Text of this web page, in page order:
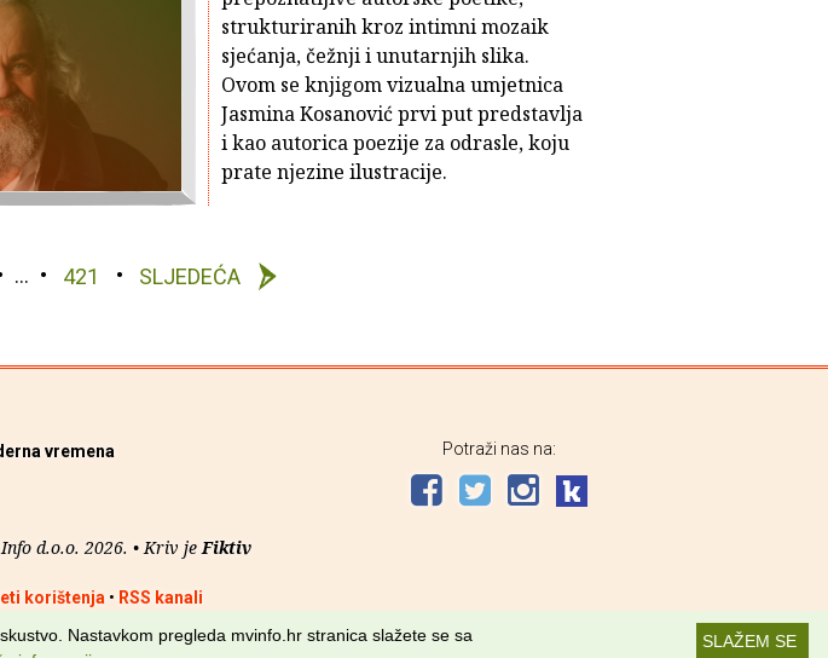
strukturiranih kroz intimni mozaik
sjećanja, čežnji i unutarnjih slika.
Ovom se knjigom vizualna umjetnica
Jasmina Kosanović prvi put predstavlja
i kao autorica poezije za odrasle, koju
prate njezine ilustracije.
… 421 SLJEDEĆA
vremena
d.o.o. 2026. • Kriv je Fiktiv
korištenja • RSS kanali
Potraži nas na:
SLAŽEM SE
Nastavkom pregleda mvinfo.hr stranica slažete se sa